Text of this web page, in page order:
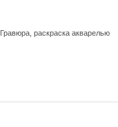
Гравюра, раскраска акварелью